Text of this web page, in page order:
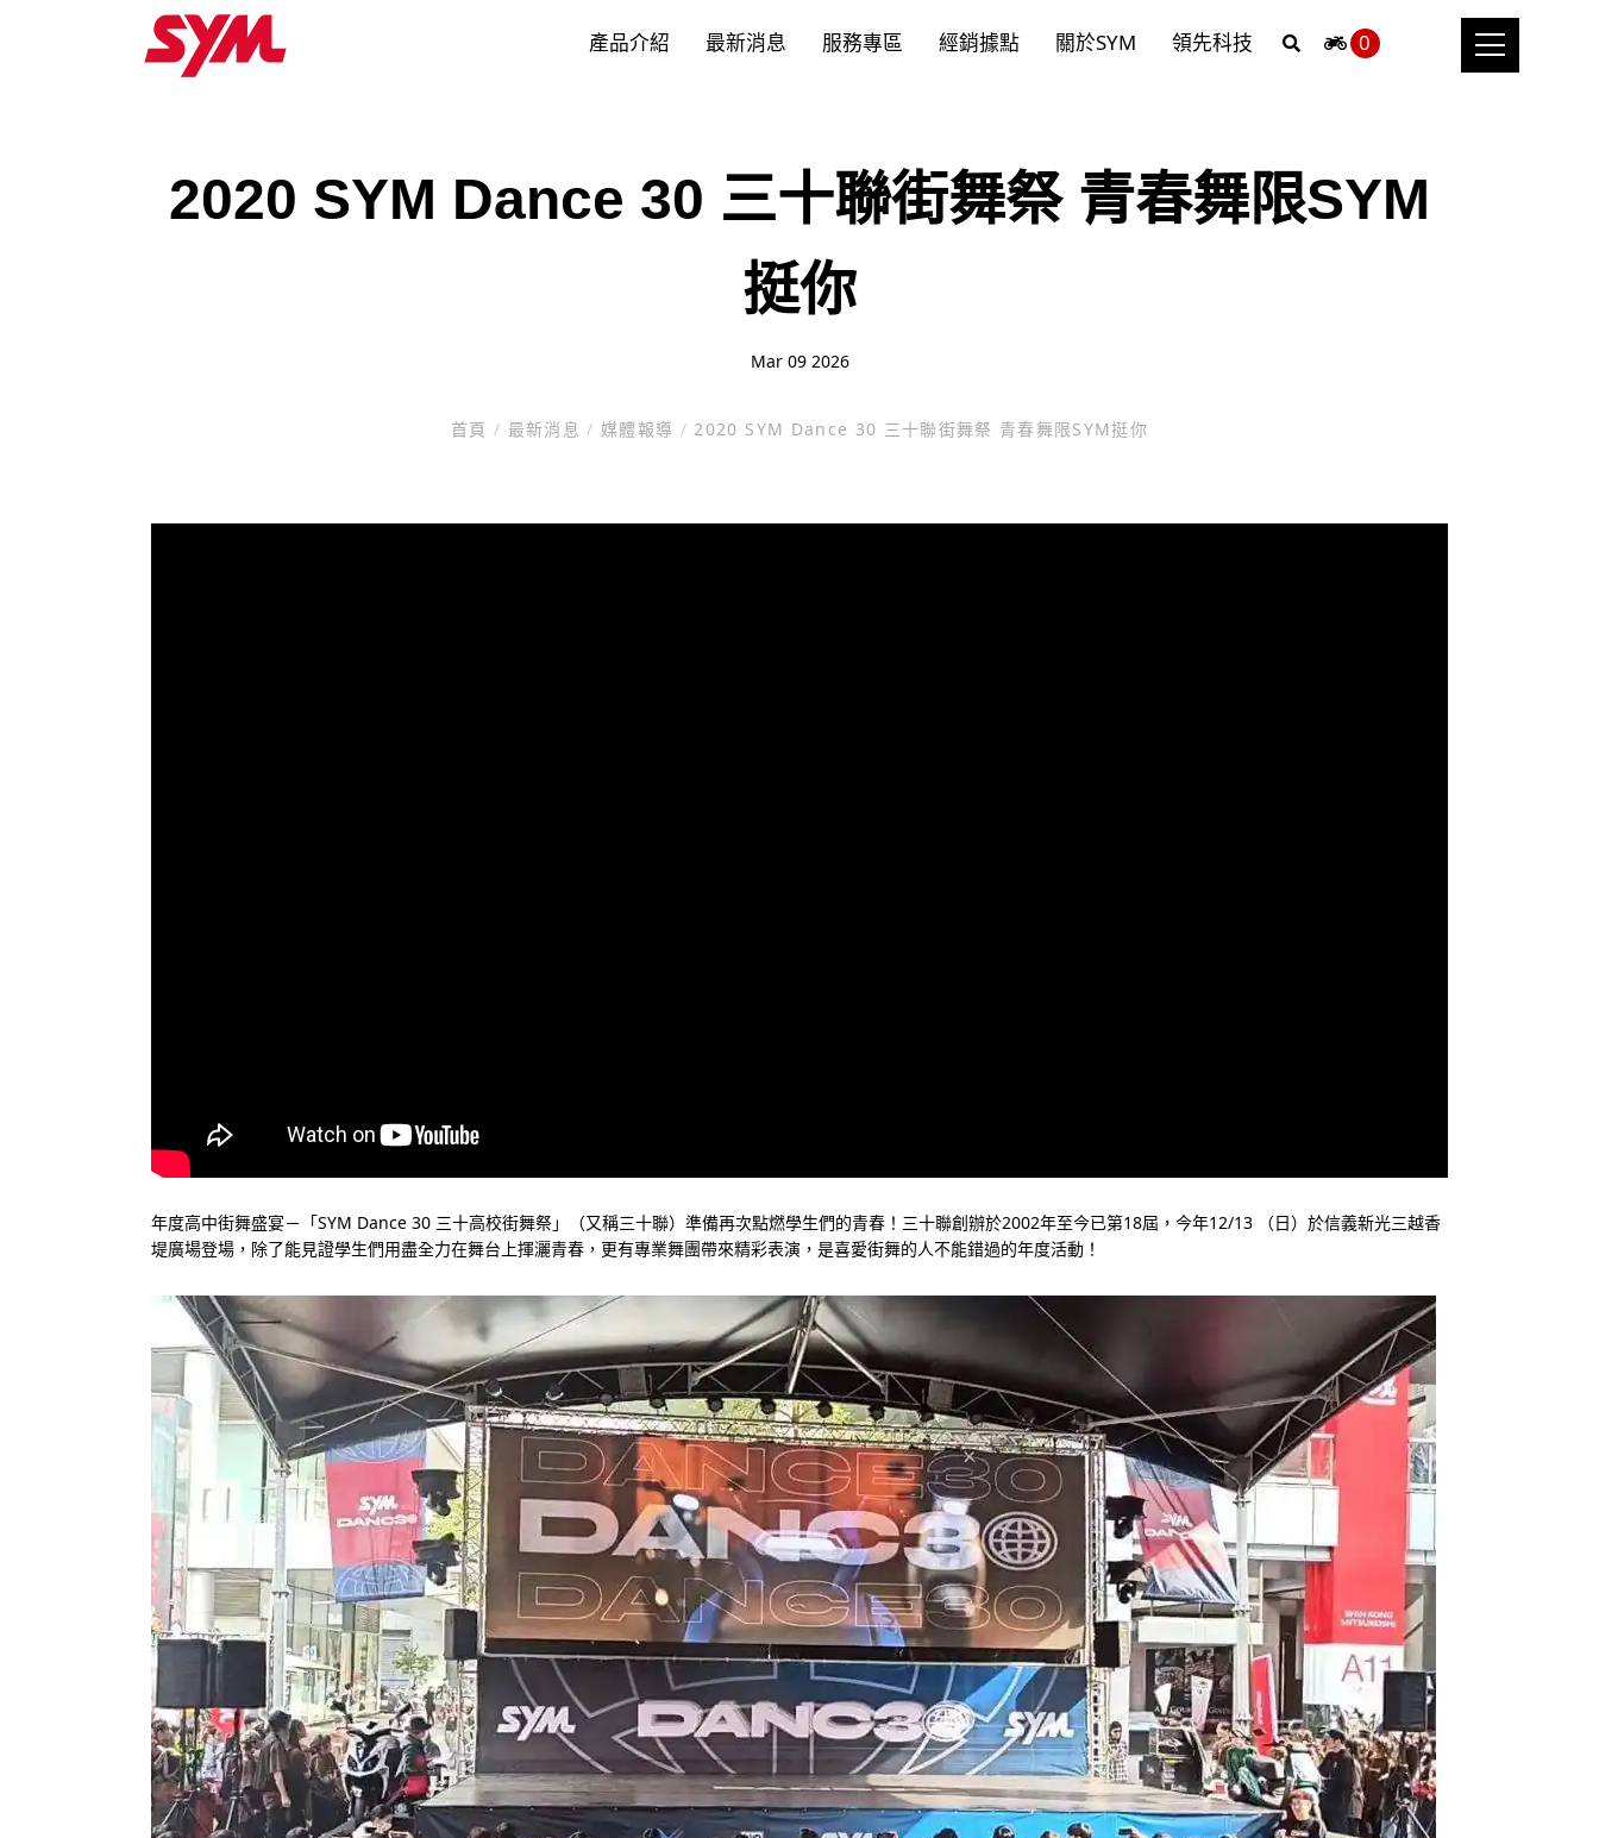
產品介紹 最新消息 服務專區 經銷據點 關於SYM 領先科技 0
2020 SYM Dance 30 三十聯街舞祭 青春舞限SYM
挺你
Mar 09 2026
首頁 / 最新消息/ 媒體報導 / 2020 SYM Dance 30 三十聯街舞祭 青春舞限SYM挺你
年度高中街舞盛宴－「SYM Dance 30 三十高校街舞祭」（又稱三十聯）準備再次點燃學生們的青春！三十聯創辦於2002年至今已第18屆，今年12/13 （日）於信義新光三越香
堤廣場登場，除了能見證學生們用盡全力在舞台上揮灑青春，更有專業舞團帶來精彩表演，是喜愛街舞的人不能錯過的年度活動！